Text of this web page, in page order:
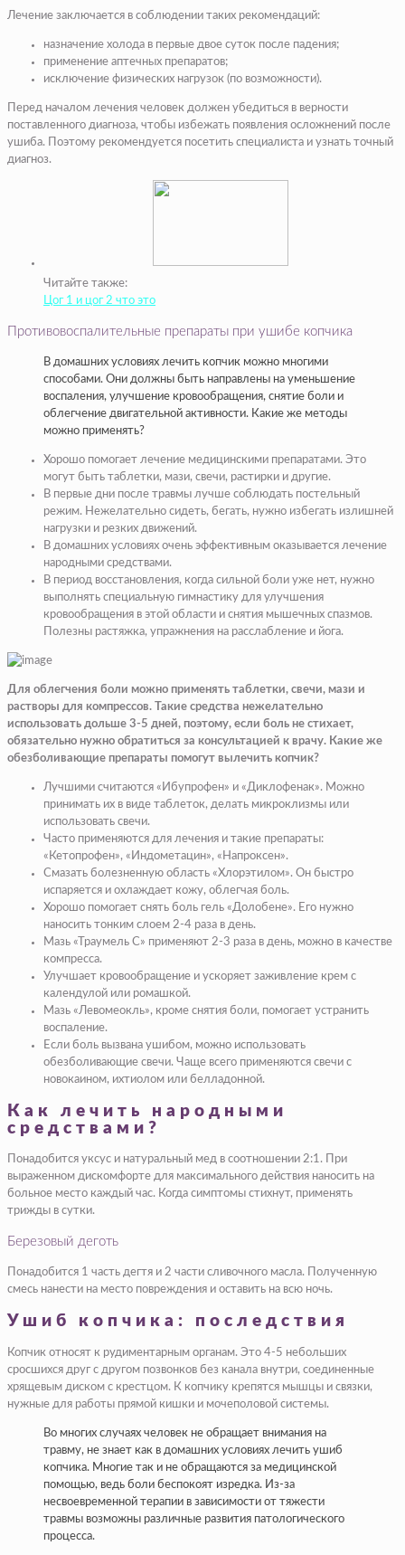
Лечение заключается в соблюдении таких рекомендаций:
назначение холода в первые двое суток после падения;
применение аптечных препаратов;
исключение физических нагрузок (по возможности).
Перед началом лечения человек должен убедиться в верности
поставленного диагноза, чтобы избежать появления осложнений после
ушиба. Поэтому рекомендуется посетить специалиста и узнать точный
диагноз.
Читайте также:
Цог 1 и цог 2 что это
Противовоспалительные препараты при ушибе копчика
В домашних условиях лечить копчик можно многими
способами. Они должны быть направлены на уменьшение
воспаления, улучшение кровообращения, снятие боли и
облегчение двигательной активности. Какие же методы
можно применять?
Хорошо помогает лечение медицинскими препаратами. Это
могут быть таблетки, мази, свечи, растирки и другие.
В первые дни после травмы лучше соблюдать постельный
режим. Нежелательно сидеть, бегать, нужно избегать излишней
нагрузки и резких движений.
В домашних условиях очень эффективным оказывается лечение
народными средствами.
В период восстановления, когда сильной боли уже нет, нужно
выполнять специальную гимнастику для улучшения
кровообращения в этой области и снятия мышечных спазмов.
Полезны растяжка, упражнения на расслабление и йога.
Для облегчения боли можно применять таблетки, свечи, мази и
растворы для компрессов. Такие средства нежелательно
использовать дольше 3-5 дней, поэтому, если боль не стихает,
обязательно нужно обратиться за консультацией к врачу. Какие же
обезболивающие препараты помогут вылечить копчик?
Лучшими считаются «Ибупрофен» и «Диклофенак». Можно
принимать их в виде таблеток, делать микроклизмы или
использовать свечи.
Часто применяются для лечения и такие препараты:
«Кетопрофен», «Индометацин», «Напроксен».
Смазать болезненную область «Хлорэтилом». Он быстро
испаряется и охлаждает кожу, облегчая боль.
Хорошо помогает снять боль гель «Долобене». Его нужно
наносить тонким слоем 2-4 раза в день.
Мазь «Траумель С» применяют 2-3 раза в день, можно в качестве
компресса.
Улучшает кровообращение и ускоряет заживление крем с
календулой или ромашкой.
Мазь «Левомеокль», кроме снятия боли, помогает устранить
воспаление.
Если боль вызвана ушибом, можно использовать
обезболивающие свечи. Чаще всего применяются свечи с
новокаином, ихтиолом или белладонной.
Как лечить народными
средствами?
Понадобится уксус и натуральный мед в соотношении 2:1. При
выраженном дискомфорте для максимального действия наносить на
больное место каждый час. Когда симптомы стихнут, применять
трижды в сутки.
Березовый деготь
Понадобится 1 часть дегтя и 2 части сливочного масла. Полученную
смесь нанести на место повреждения и оставить на всю ночь.
Ушиб копчика: последствия
Копчик относят к рудиментарным органам. Это 4-5 небольших
сросшихся друг с другом позвонков без канала внутри, соединенные
хрящевым диском с крестцом. К копчику крепятся мышцы и связки,
нужные для работы прямой кишки и мочеполовой системы.
Во многих случаях человек не обращает внимания на
травму, не знает как в домашних условиях лечить ушиб
копчика. Многие так и не обращаются за медицинской
помощью, ведь боли беспокоят изредка. Из-за
несвоевременной терапии в зависимости от тяжести
травмы возможны различные развития патологического
процесса.